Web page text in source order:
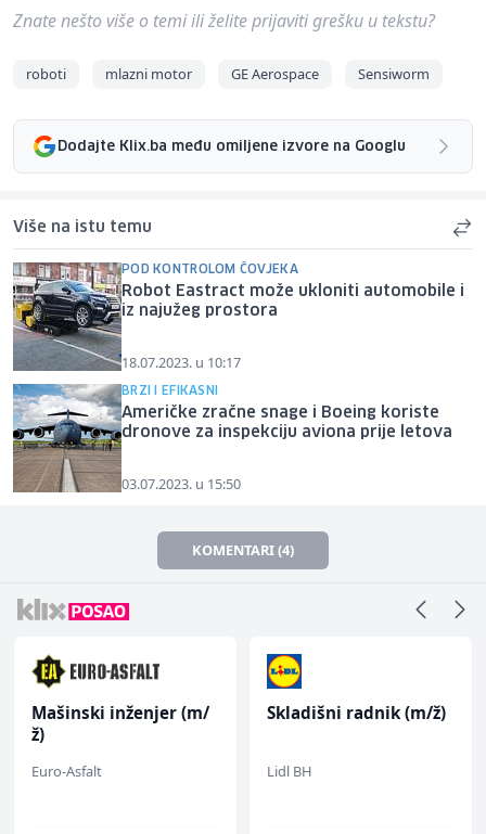
Znate nešto više o temi ili želite prijaviti grešku u tekstu?
roboti mlazni motor GE Aerospace Sensiworm
Dodajte Klix.ba među omiljene izvore na Googlu
Više na istu temu
POD KONTROLOM ČOVJEKA
Robot Eastract može ukloniti automobile i
iz najužeg prostora
18.07.2023. u 10:17
BRZI I EFIKASNI
Američke zračne snage i Boeing koriste
dronove za inspekciju aviona prije letova
03.07.2023. u 15:50
KOMENTARI (4)
Mašinski inženjer (m/
ž)
Euro-Asfalt
Skladišni radnik (m/ž)
Lidl BH